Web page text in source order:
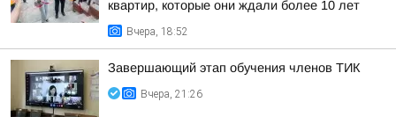
квартир, которые они ждали более 10 лет
Вчера, 18:52
Завершающий этап обучения членов ТИК
Вчера, 21:26